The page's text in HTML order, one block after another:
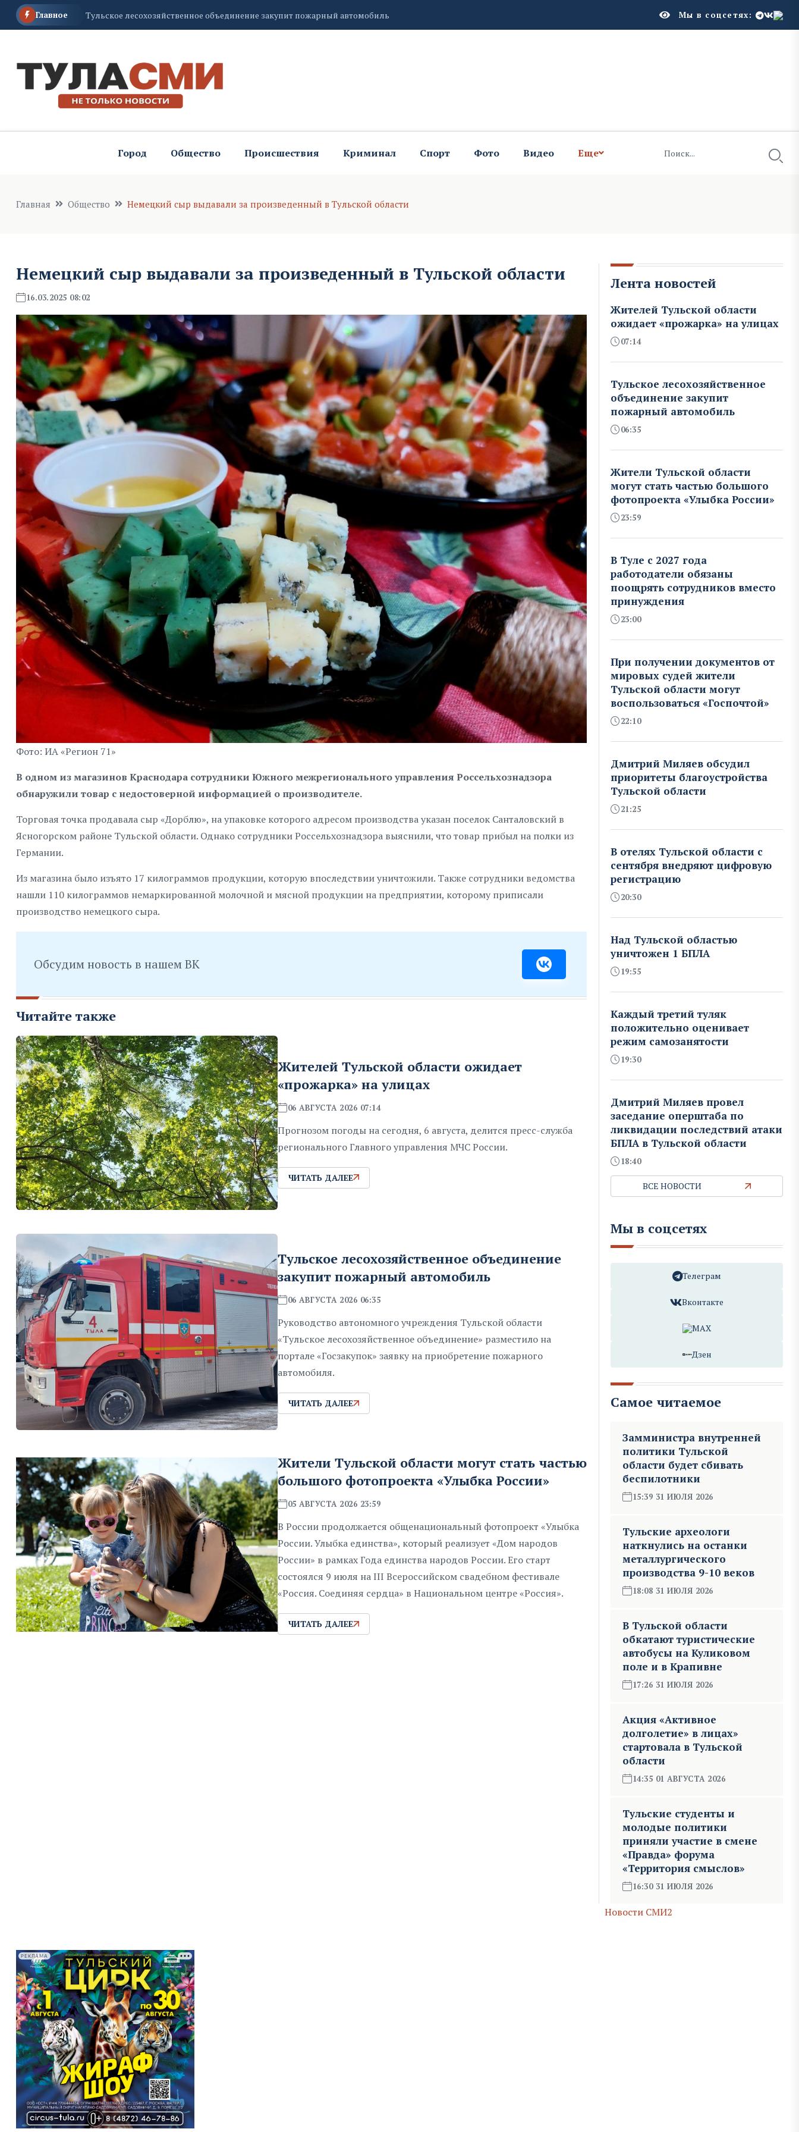
Главное Жители Тульской области могут стать частью большого фотопроекта «Улыбка России» Мы в соцсетях:
Город Общество Происшествия Криминал Спорт Фото Видео Еще
Главная Общество Немецкий сыр выдавали за произведенный в Тульской области
Немецкий сыр выдавали за произведенный в Тульской области
16.03.2025 08:02
Фото: ИА «Регион 71»
В одном из магазинов Краснодара сотрудники Южного межрегионального управления Россельхознадзора
обнаружили товар с недостоверной информацией о производителе.
Торговая точка продавала сыр «Дорблю», на упаковке которого адресом производства указан поселок Санталовский в
Ясногорском районе Тульской области. Однако сотрудники Россельхознадзора выяснили, что товар прибыл на полки из
Германии.
Из магазина было изъято 17 килограммов продукции, которую впоследствии уничтожили. Также сотрудники ведомства
нашли 110 килограммов немаркированной молочной и мясной продукции на предприятии, которому приписали
производство немецкого сыра.
Обсудим новость в нашем ВК
Читайте также
Жителей Тульской области ожидает
«прожарка» на улицах
06 АВГУСТА 2026 07:14
Прогнозом погоды на сегодня, 6 августа, делится пресс-служба
регионального Главного управления МЧС России.
ЧИТАТЬ ДАЛЕЕ
Тульское лесохозяйственное объединение
закупит пожарный автомобиль
06 АВГУСТА 2026 06:35
Руководство автономного учреждения Тульской области
«Тульское лесохозяйственное объединение» разместило на
портале «Госзакупок» заявку на приобретение пожарного
автомобиля.
ЧИТАТЬ ДАЛЕЕ
Жители Тульской области могут стать частью
большого фотопроекта «Улыбка России»
05 АВГУСТА 2026 23:59
В России продолжается общенациональный фотопроект «Улыбка
России. Улыбка единства», который реализует «Дом народов
России» в рамках Года единства народов России. Его старт
состоялся 9 июля на III Всероссийском свадебном фестивале
«Россия. Соединяя сердца» в Национальном центре «Россия».
ЧИТАТЬ ДАЛЕЕ
Лента новостей
Жителей Тульской области
ожидает «прожарка» на улицах
07:14
Тульское лесохозяйственное
объединение закупит
пожарный автомобиль
06:35
Жители Тульской области
могут стать частью большого
фотопроекта «Улыбка России»
23:59
В Туле с 2027 года
работодатели обязаны
поощрять сотрудников вместо
принуждения
23:00
При получении документов от
мировых судей жители
Тульской области могут
воспользоваться «Госпочтой»
22:10
Дмитрий Миляев обсудил
приоритеты благоустройства
Тульской области
21:25
В отелях Тульской области с
сентября внедряют цифровую
регистрацию
20:30
Над Тульской областью
уничтожен 1 БПЛА
19:55
Каждый третий туляк
положительно оценивает
режим самозанятости
19:30
Дмитрий Миляев провел
заседание оперштаба по
ликвидации последствий атаки
БПЛА в Тульской области
18:40
ВСЕ НОВОСТИ
Мы в соцсетях
Телеграм
Вконтакте
MAX
Дзен
Самое читаемое
Замминистра внутренней
политики Тульской
области будет сбивать
беспилотники
15:39 31 ИЮЛЯ 2026
Тульские археологи
наткнулись на останки
металлургического
производства 9-10 веков
18:08 31 ИЮЛЯ 2026
В Тульской области
обкатают туристические
автобусы на Куликовом
поле и в Крапивне
17:26 31 ИЮЛЯ 2026
Акция «Активное
долголетие» в лицах»
стартовала в Тульской
области
14:35 01 АВГУСТА 2026
Тульские студенты и
молодые политики
приняли участие в смене
«Правда» форума
«Территория смыслов»
16:30 31 ИЮЛЯ 2026
Новости СМИ2
РЕКЛАМА